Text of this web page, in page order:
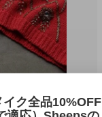
ク全品10%OFF